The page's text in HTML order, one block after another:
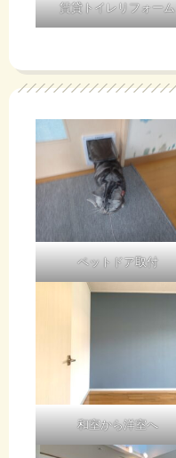
賃貸トイレリフォーム
ペットドア取付
和室から洋室へ